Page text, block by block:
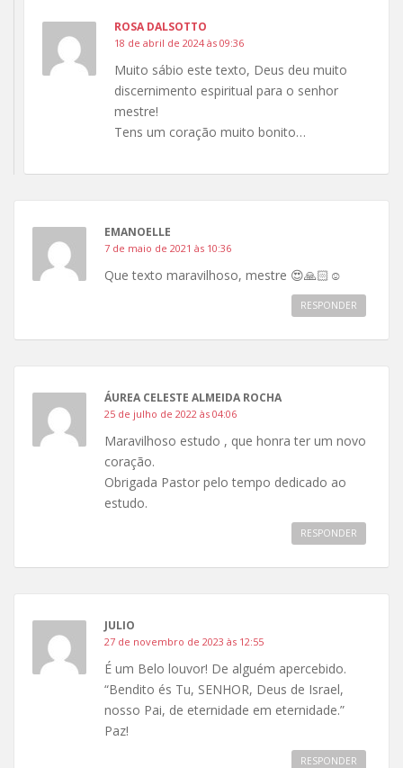
ROSA DALSOTTO
18 de abril de 2024 às 09:36
Muito sábio este texto, Deus deu muito
discernimento espiritual para o senhor
mestre!
Tens um coração muito bonito…
EMANOELLE
7 de maio de 2021 às 10:36
Que texto maravilhoso, mestre 😍🙏🏻☺️
RESPONDER
ÁUREA CELESTE ALMEIDA ROCHA
25 de julho de 2022 às 04:06
Maravilhoso estudo , que honra ter um novo
coração.
Obrigada Pastor pelo tempo dedicado ao
estudo.
RESPONDER
JULIO
27 de novembro de 2023 às 12:55
É um Belo louvor! De alguém apercebido.
“Bendito és Tu, SENHOR, Deus de Israel,
nosso Pai, de eternidade em eternidade.”
Paz!
RESPONDER